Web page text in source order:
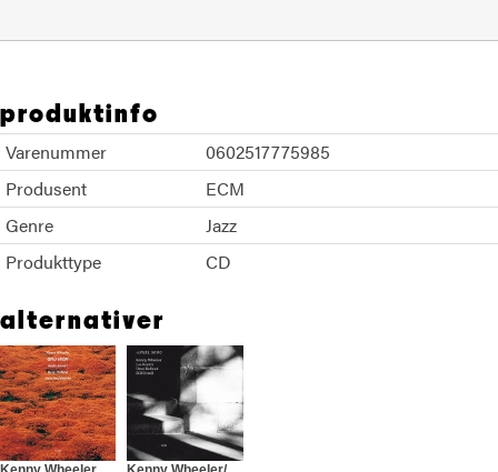
produktinfo
Varenummer
0602517775985
Produsent
ECM
Genre
Jazz
Produkttype
CD
alternativer